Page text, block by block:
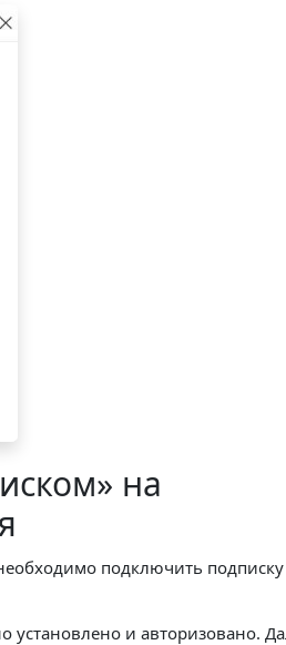
на
подключить подписку
установлено и авторизовано.